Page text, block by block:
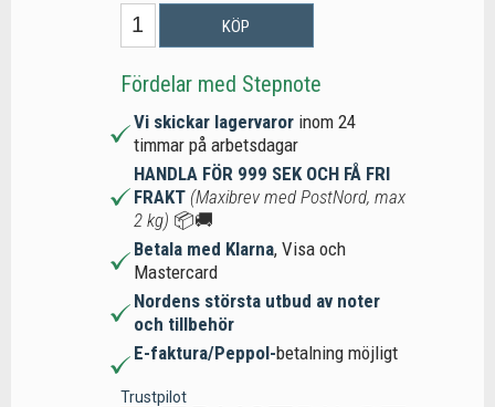
KÖP
Fördelar med Stepnote
Vi skickar lagervaror inom 24
timmar på arbetsdagar
HANDLA FÖR 999 SEK OCH FÅ FRI
FRAKT (Maxibrev med PostNord, max
2 kg) 📦🚚
Betala med Klarna, Visa och
Mastercard
Nordens största utbud av noter
och tillbehör
E-faktura/Peppol-betalning möjligt
Trustpilot